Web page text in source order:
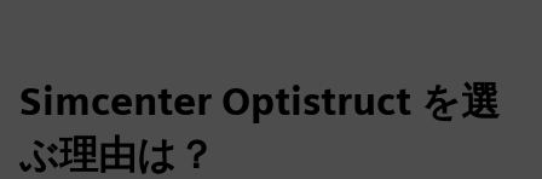
Simcenter Optistruct を選
ぶ理由は？